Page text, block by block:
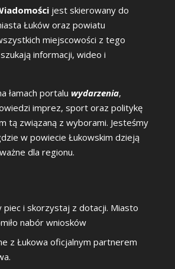
jest skierowany do
Łuków oraz powiatu
miejscowości z tego
informacji, wideo i
łamach portalu wydarzenia,
imprez, sport oraz politykę
tą związaną z wyborami. Jesteśmy
w powiecie Łukowskim dzieją
dla regionu.
piec i skorzystaj z dotacji. Miasto
nabór wniosków
z Łukowa oficjalnym partnerem